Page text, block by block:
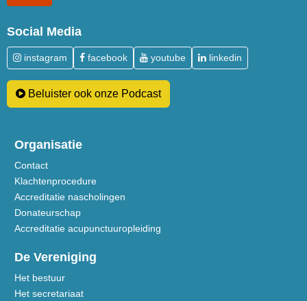
Social Media
instagram facebook youtube linkedin
Beluister ook onze Podcast
Organisatie
Contact
Klachtenprocedure
Accreditatie nascholingen
Donateurschap
Accreditatie acupunctuuropleiding
De Vereniging
Het bestuur
Het secretariaat